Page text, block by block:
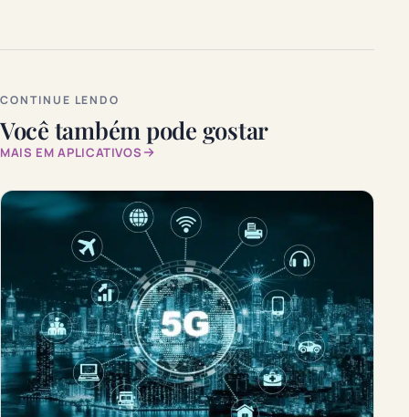
CONTINUE LENDO
Você também pode gostar
MAIS EM APLICATIVOS